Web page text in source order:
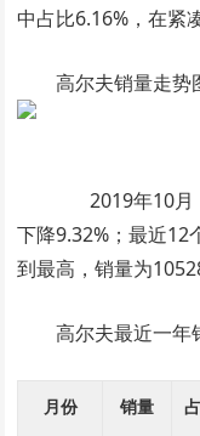
中占比6.16%，在紧
高尔夫销量走势
2019年10月
下降9.32%；最近12
到最高，销量为
高尔夫最近一年
月份 销量